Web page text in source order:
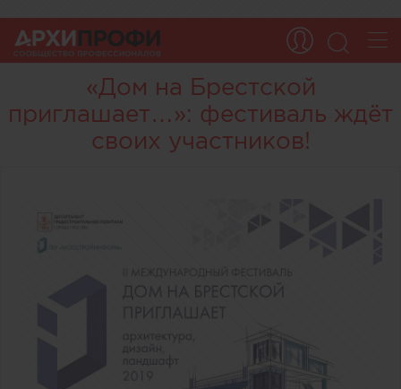
«Дом на Брестской
приглашает…»: фестиваль ждёт
своих участников!